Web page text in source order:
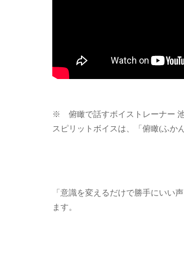
※ 俯瞰で話すボイストレーナー
スピリットボイスは、「俯瞰(ふか
「意識を変えるだけで勝手にいい
ます。